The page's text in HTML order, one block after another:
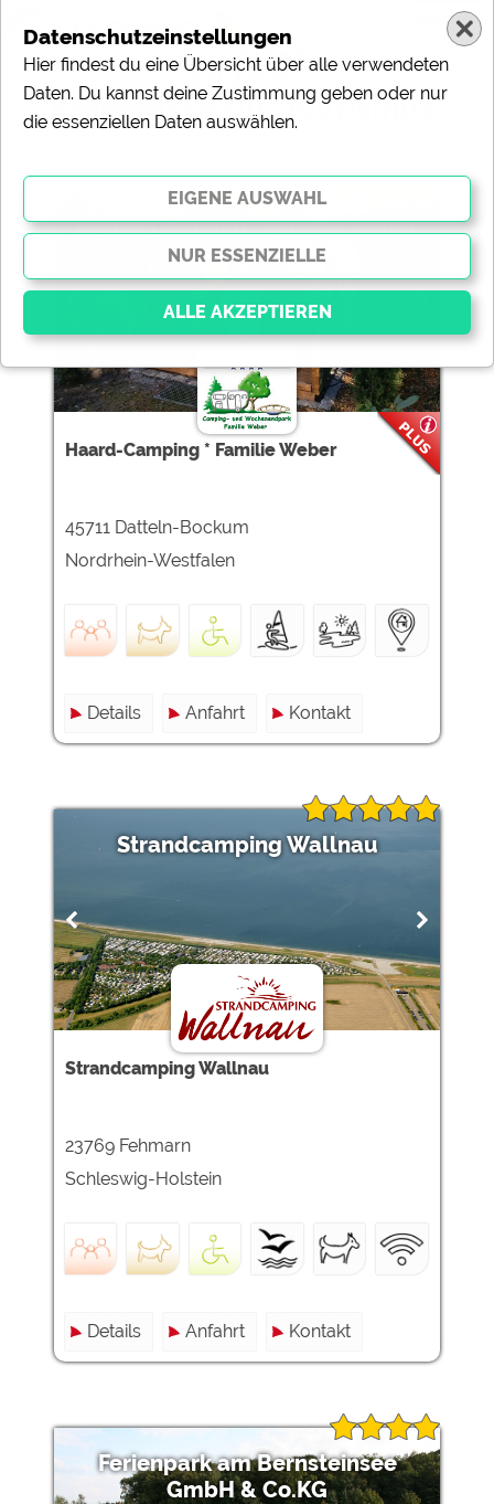
Ergebnisse für 'Tourismus'
Haard-Camping * Familie Weber
Haard-Camping * Familie Weber
45711 Datteln-Bockum
Nordrhein-Westfalen
Details Anfahrt Kontakt
Strandcamping Wallnau
Strandcamping Wallnau
23769 Fehmarn
Schleswig-Holstein
Details Anfahrt Kontakt
Ferienpark am Bernsteinsee
GmbH & Co.KG
Datenschutzeinstellungen
Hier findest du eine Übersicht über alle verwendeten
Daten. Du kannst deine Zustimmung geben oder nur
die essenziellen Daten auswählen.
Essenziell
Essenzielle Cookies ermöglichen grundlegende
Funktionen und sind für die einwandfreie Funktion der
Website dringend erforderlich. Ohne diese Cookies
Externe Medien
Campingplatzvorschau (Vorschau
der Internetseiten von
siehe Datenschutzerklärung des
jeweiligen Anbieters
Google reCAPTCHA (Formulare) https://policies.google.com/privacy
Statistiken
Google Analytics https://policies.google.com/privacy
Marketing
Google Ads
Google AdSense
https://policies.google.com/privacy
Google Remarketing
https://policies.google.com/privacy
Die Cookieeinstellungen können jeder Zeit im Footer